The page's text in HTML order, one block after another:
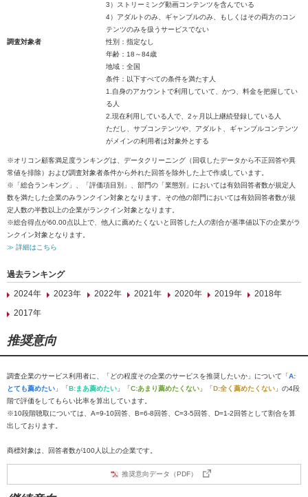
3）ストリーミング動画コンテンツを含んでいる
4）アダルトのみ、ギャンブルのみ、もしくはその両方のコン
テンツのみを扱うサービスでない
調査対象者
性別：指定なし
年齢：18～84歳
地域：全国
条件：以下すべての条件を満たす人
1.自身のアカウントで利用していて、かつ、料金を把握してい
る人
2.現在利用している人で、2ヶ月以上継続登録している人
ただし、サブコンテンツや、アダルト、ギャンブルコンテンツ
がメインの利用者は対象外とする
※オリコン顧客満足度ランキングは、データクリーニング（回収したデータから不正回答や異
常値を排除）および調査対象者条件から外れた回答を除外した上で作成しています。
※「総合ランキング」、「評価項目別」、部門の「業態別」においては有効回答者数が規定人
数を満たした企業のみランクイン対象となります。その他の部門においては有効回答者数が規
定人数の半数以上の企業がランクイン対象となります。
※総合得点が60.00点以上で、他人に薦めたくないと回答した人の割合が基準値以下の企業がラ
ンクイン対象となります。
≫ 詳細はこちら
過去ランキング
2024年
2023年 2022年 2021年 2020年 2019年
2018年
2017年
推奨意向
調査企業のサービス利用者に、「どの程度その企業のサービスを推奨したいか」について「A:
とても薦めたい 」「B:まあ薦めたい 」「C:あまり薦めたくない 」「D:全く薦めたくない 」の4段
階で評価をしてもらい比率を算出しています。
※10段階聴取については、A=9-10回答、B=6-8回答、C=3-5回答、D=1-2回答として割合を算
出しております。
商標対象は、回答者数が100人以上の企業です。
推奨意向データ（PDF）